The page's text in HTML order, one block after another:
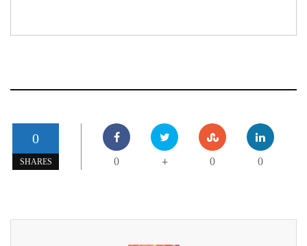
0
SHARES 0 + 0 0